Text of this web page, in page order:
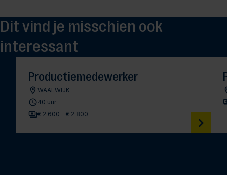
Dit vind je misschien ook
interessant
Productiemedewerker
WAALWIJK
40 uur
€ 2.600 - € 2.800